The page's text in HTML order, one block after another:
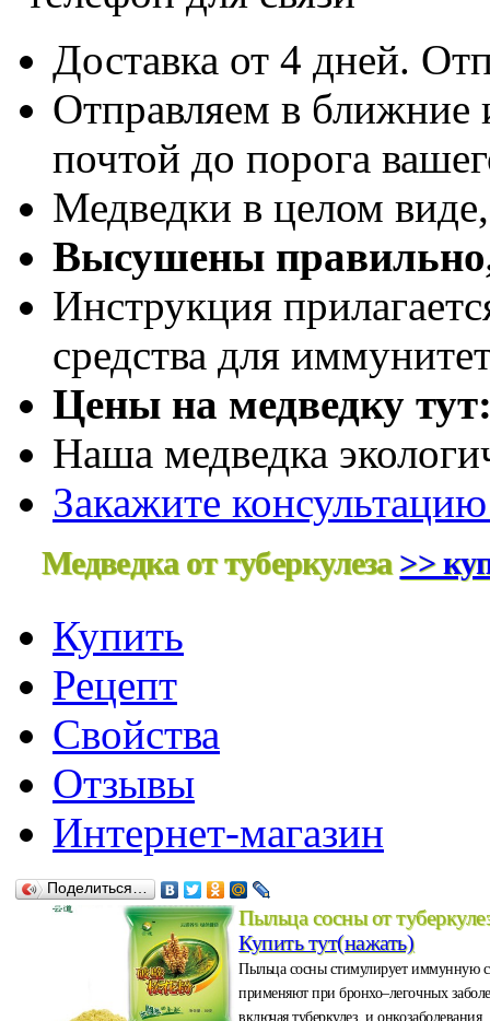
Доставка от 4 дней.
Отправляем в ближние
почтой до порога
Медведки в целом
Высушены
Инструкция
средства для
Цены на медведку
Наша медведка
Закажите
Медведка от туберкулеза >>
Купить
Рецепт
Свойства
Отзывы
Интернет-магазин
Поделиться…
Пыльца сосны от
Купить тут(нажать)
Пыльца сосны стимулирует иммунную
применяют при бронхо–легочных
включая туберкулез, и онкозаболевания.